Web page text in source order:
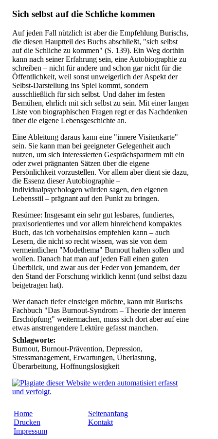
Sich selbst auf die Schliche kommen
Auf jeden Fall nützlich ist aber die Empfehlung Burischs,
die diesen Hauptteil des Buchs abschließt, "sich selbst
auf die Schliche zu kommen" (S. 139). Ein Weg dorthin
kann nach seiner Erfahrung sein, eine Autobiographie zu
schreiben – nicht für andere und schon gar nicht für die
Öffentlichkeit, weil sonst unweigerlich der Aspekt der
Selbst-Darstellung ins Spiel kommt, sondern
ausschließlich für sich selbst. Und daher im festen
Bemühen, ehrlich mit sich selbst zu sein. Mit einer langen
Liste von biographischen Fragen regt er das Nachdenken
über die eigene Lebensgeschichte an.
Eine Ableitung daraus kann eine "innere Visitenkarte"
sein. Sie kann man bei geeigneter Gelegenheit auch
nutzen, um sich interessierten Gesprächspartnern mit ein
oder zwei prägnanten Sätzen über die eigene
Persönlichkeit vorzustellen. Vor allem aber dient sie dazu,
die Essenz dieser Autobiographie –
Individualpsychologen würden sagen, den eigenen
Lebensstil – prägnant auf den Punkt zu bringen.
Resümee: Insgesamt ein sehr gut lesbares, fundiertes,
praxisorientiertes und vor allem hinreichend kompaktes
Buch, das ich vorbehaltslos empfehlen kann – auch
Lesern, die nicht so recht wissen, was sie von dem
vermeintlichen "Modethema" Burnout halten sollen und
wollen. Danach hat man auf jeden Fall einen guten
Überblick, und zwar aus der Feder von jemandem, der
den Stand der Forschung wirklich kennt (und selbst dazu
beigetragen hat).
Wer danach tiefer einsteigen möchte, kann mit Burischs
Fachbuch "Das Burnout-Syndrom – Theorie der inneren
Erschöpfung" weitermachen, muss sich dort aber auf eine
etwas anstrengendere Lektüre gefasst manchen.
Schlagworte:
Burnout, Burnout-Prävention, Depression,
Stressmanagement, Erwartungen, Überlastung,
Überarbeitung, Hoffnungslosigkeit
Home
Seitenanfang
Drucken
Kontakt
Impressum